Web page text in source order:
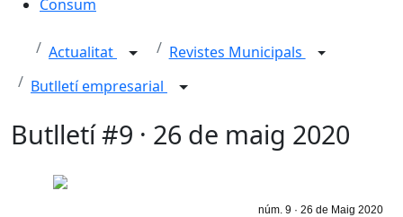
Consum
Actualitat
Revistes Municipals
Butlletí empresarial
Butlletí #9 · 26 de maig 2020
núm. 9 · 26 de Maig 2020